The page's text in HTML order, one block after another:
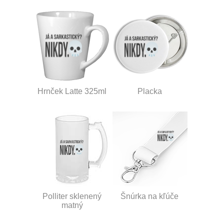
Hrnček Latte 325ml Placka
Polliter sklenený
matný
Šnúrka na kľúče